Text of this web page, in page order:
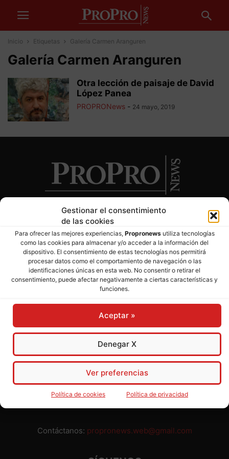
Gestionar el consentimiento
de las cookies
Para ofrecer las mejores experiencias, Propronewsutiliza tecnologías
como las cookies para almacenar y/o acceder a la información del
dispositivo. El consentimiento de estas tecnologías nos permitirá
procesar datos como el comportamiento de navegación o las
identificaciones únicas en esta web. No consentir o retirar el
consentimiento, puede afectar negativamente a ciertas características y
funciones.
Aceptar »
Denegar X
Ver preferencias
Política de cookies Política de privacidad
Inicio Etiquetas Galería Carmen Aranguren
Galería Carmen Aranguren
Otra lección de paisaje de David
López Panea
PROPRONews - 24 mayo, 2019
SOBRE NOSOTROS
Director: José Mª Pagador- Subdirectora: Rosa Puch
José María Pagador Otero - Wikipedia
Para preservar nuestra independencia,
admite publicidad ni subvenciones o ayudas públicas o
privadas. Ninguno de nuestros directivos, redactores y
colaboradores percibe remuneración alguna. Realizamos
nuestro trabajo por amor al periodismo, a la verdad y a la
libertad y en solidaridad con la ciudadanía.
Usted puede colaborar con nosotros divulgando nuestro
periódico, compartiendo nuestros contenidos, sugiriendo temas
y comunicándonos cualquier injusticia o asunto de interés.
Contáctanos: propronews.web@gmail.com